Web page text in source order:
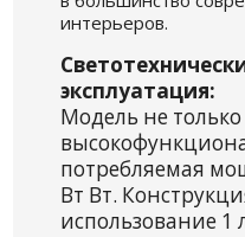
интерьеров.
эксплуатация:
Модель не
потребляемая
Вт Вт.
использование 1